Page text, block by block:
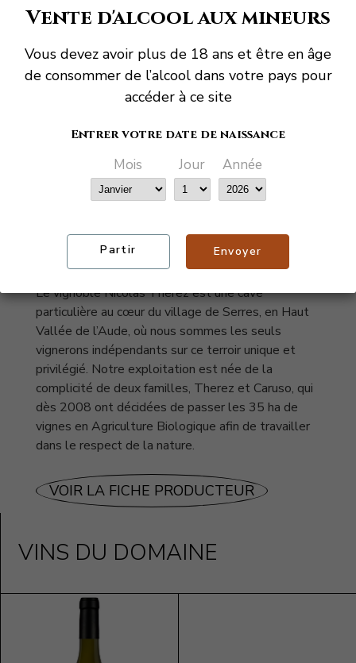
Garde
A boire dans les 2 ou 3 ans.
PRÉSENTATION DU
DOMAINE
Le vignoble Nicolas Therez est une cave
particulière au cœur du village de Serres, en Haut
Vallée de l’Aude, où nous sommes les seuls
vignerons indépendants sur ce terroir unique et
privilégié. Notre exploitation est née de la
complicité de deux familles, Therez et Caruso, qui
dès 2008 ont décidées de passer les 35 ha de
vignes en Agriculture Biologique afin de travailler
dans le respect de la nature.
VOIR LA FICHE PRODUCTEUR
VINS DU DOMAINE
Vente d'alcool aux mineurs
Vous devez avoir plus de 18 ans et être en âge
de consommer de l’alcool dans votre pays pour
accéder à ce site
Entrer votre date de naissance
Mois Jour Année
Partir Envoyer